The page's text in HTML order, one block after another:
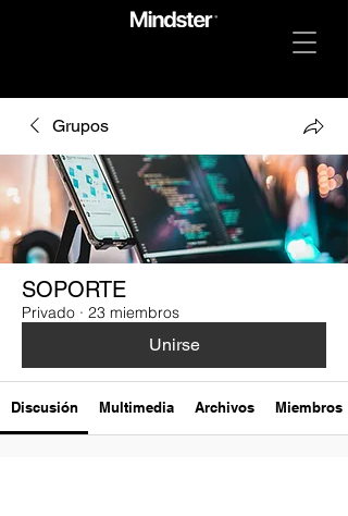
Grupos
SOPORTE
Privado · 23 miembros
Unirse
Discusión Multimedia Archivos Miembros